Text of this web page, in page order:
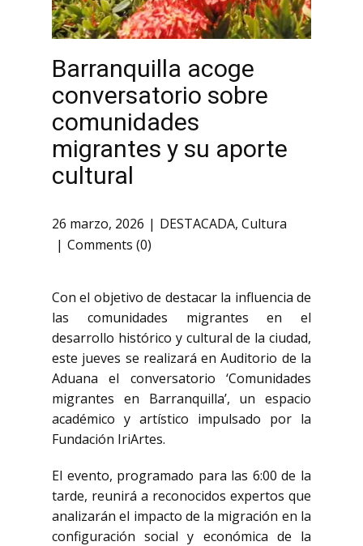
Barranquilla acoge
conversatorio sobre
comunidades
migrantes y su aporte
cultural
26 marzo, 2026 DESTACADA, Cultura
Comments (0)
Con el objetivo de destacar la influencia de
las comunidades migrantes en el
desarrollo histórico y cultural de la ciudad,
este jueves se realizará enAuditorio de la
Aduana el conversatorio ‘Comunidades
migrantes en Barranquilla’, un espacio
académico y artístico impulsado por la
Fundación IriArtes.
El evento, programado para las 6:00 de la
tarde, reunirá a reconocidos expertos que
analizarán el impacto de la migración en la
configuración social y económica de la